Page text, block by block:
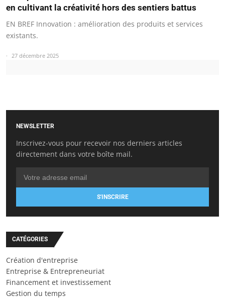
en cultivant la créativité hors des sentiers battus
EN BREF Innovation : amélioration des produits et services
existants.
27 décembre 2025
NEWSLETTER
Inscrivez-vous pour recevoir nos derniers articles
directement dans votre boîte mail.
S'INSCRIRE
CATÉGORIES
Création d'entreprise
Entreprise & Entrepreneuriat
Financement et investissement
Gestion du temps